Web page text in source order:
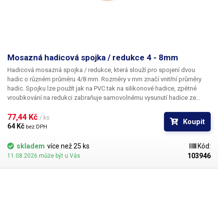
Mosazná hadicová spojka / redukce 4 - 8mm
Hadicová mosazná spojka / redukce, která slouží pro spojení dvou
hadic o různém průměru 4/8 mm. Rozměry v mm značí vnitřní průměry
hadic. Spojku lze použít jak na PVC tak na silikonové hadice, zpětné
vroubkování na redukci zabraňuje samovolnému vysunutí hadice ze
40mm Váha: 4g
77,44 Kč / ks
64 Kč bez DPH
Koupit
skladem více než 25 ks
11.08.2026 může být u Vás
Kód:
103946